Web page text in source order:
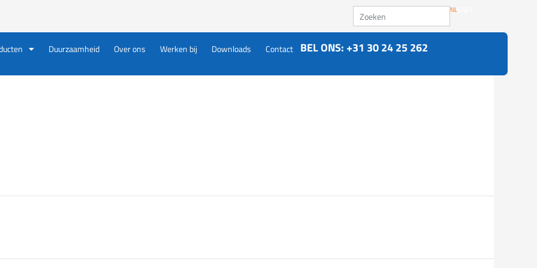
Zoeken NL
Duurzaamheid Over ons Werken bij Downloads Contact BEL ONS: +31 30 24 25 262